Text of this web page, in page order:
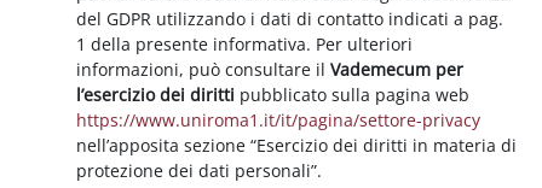
del GDPR utilizzando i dati di contatto indicati a pag.
1 della presente informativa. Per ulteriori
informazioni, può consultare ilVademecum per
l’esercizio dei diritti pubblicato sulla pagina web
https://www.uniroma1.it/it/pagina/settore-privacy
nell’apposita sezione “Esercizio dei diritti in materia di
protezione dei dati personali”.